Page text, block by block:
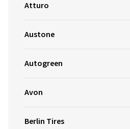
Atturo
Austone
Autogreen
Avon
Berlin Tires